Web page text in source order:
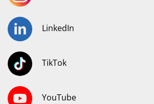
LinkedIn
TikTok
YouTube